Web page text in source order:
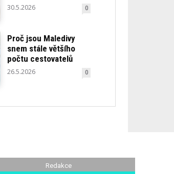
30.5.2026 0
Proč jsou Maledivy
snem stále většího
počtu cestovatelů
26.5.2026 0
Redakce